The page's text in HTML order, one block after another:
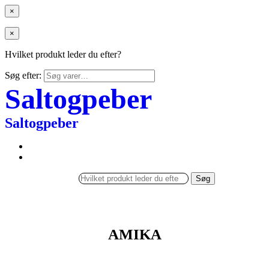
×
×
Hvilket produkt leder du efter?
Søg efter:
Saltogpeber
Saltogpeber
Søg
AMIKA